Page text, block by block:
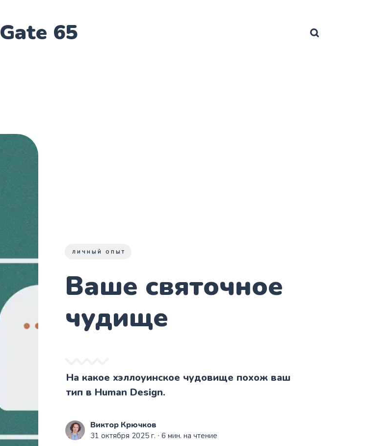
Gate 65
ЛИЧНЫЙ ОПЫТ
Ваше святочное
чудище
На какое хэллоуинское чудовище похож ваш
тип в Human Design.
Виктор Крючков
31 октября 2025 г. ∙ 6 мин. на чтение